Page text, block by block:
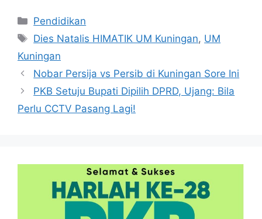
Kategori
Pendidikan
Tag
Dies Natalis HIMATIK UM Kuningan, UM
Kuningan
Nobar Persija vs Persib di Kuningan Sore Ini
PKB Setuju Bupati Dipilih DPRD, Ujang: Bila
Perlu CCTV Pasang Lagi!